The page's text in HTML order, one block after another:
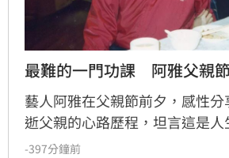
最難的一門功課　阿雅父親
藝人阿雅在父親節前夕，感性
逝父親的心路歷程，坦言這是人
她回憶當時強忍悲傷，在父親耳
-397分鐘前